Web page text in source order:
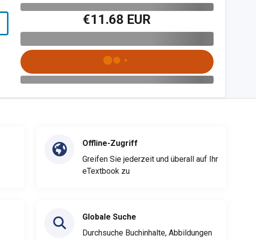
€11.68 EUR
Offline-Zugriff
Greifen Sie jederzeit und überall auf Ihr
eTextbook zu
Globale Suche
Durchsuche Buchinhalte, Abbildungen